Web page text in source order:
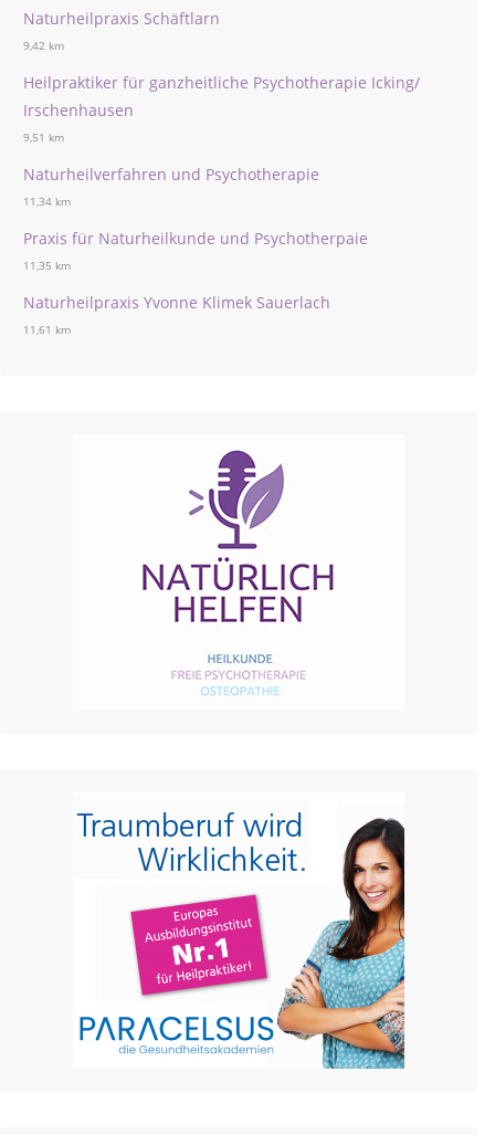
Naturheilpraxis Schäftlarn
9,42 km
Heilpraktiker für ganzheitliche Psychotherapie Icking/
Irschenhausen
9,51 km
Naturheilverfahren und Psychotherapie
11,34 km
Praxis für Naturheilkunde und Psychotherpaie
11,35 km
Naturheilpraxis Yvonne Klimek Sauerlach
11,61 km